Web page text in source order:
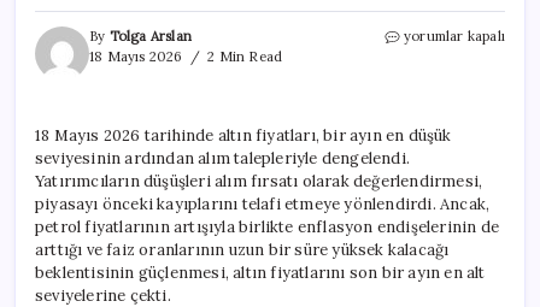
By Tolga Arslan
18 Mayıs 2026
2 Min Read
Altın
Yükselişe
Geçti
için
yorumlar kapalı
18 Mayıs 2026 tarihinde altın fiyatları, bir ayın en düşük
seviyesinin ardından alım talepleriyle dengelendi.
Yatırımcıların düşüşleri alım fırsatı olarak değerlendirmesi,
piyasayı önceki kayıplarını telafi etmeye yönlendirdi. Ancak,
petrol fiyatlarının artışıyla birlikte enflasyon endişelerinin de
arttığı ve faiz oranlarının uzun bir süre yüksek kalacağı
beklentisinin güçlenmesi, altın fiyatlarını son bir ayın en alt
seviyelerine çekti.